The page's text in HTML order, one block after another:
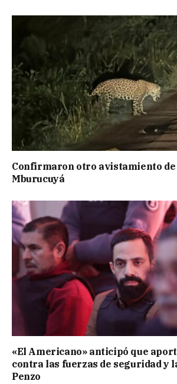
Confirmaron otro avistamiento de
Mburucuyá
«El Americano» anticipó que
contra las fuerzas de seguridad y
Penzo